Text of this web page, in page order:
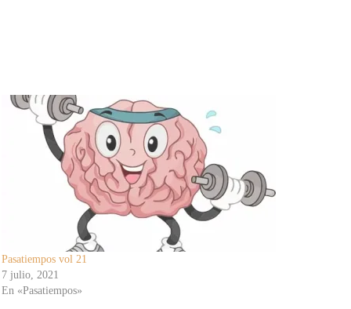
Pasatiempos vol 21
7 julio, 2021
En «Pasatiempos»